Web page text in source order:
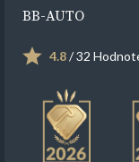
BB-AUTO
4.8/ 32